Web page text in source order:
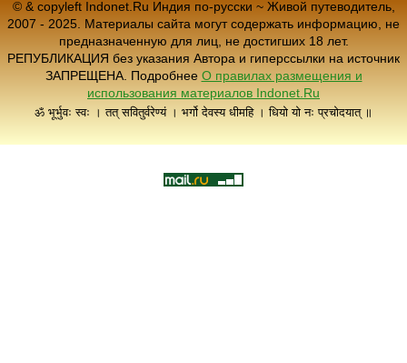
© & copyleft Indonet.Ru Индия по-русски ~ Живой путеводитель,
2007 - 2025. Материалы сайта могут содержать информацию, не
предназначенную для лиц, не достигших 18 лет.
РЕПУБЛИКАЦИЯ без указания Автора и гиперссылки на источник
ЗАПРЕЩЕНА. Подробнее О правилах размещения и
использования материалов Indonet.Ru
ॐ भूर्भुवः स्वः । तत् सवितुर्वरेण्यं । भर्गो देवस्य धीमहि । धियो यो नः प्रचोदयात् ॥